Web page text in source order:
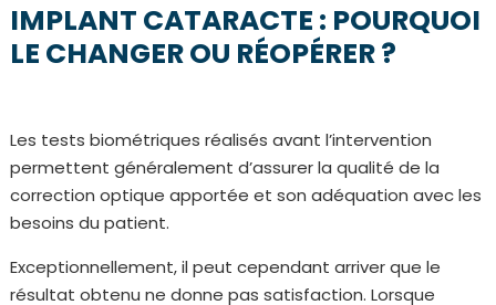
IMPLANT CATARACTE : POURQUOI
LE CHANGER OU RÉOPÉRER ?
Les tests biométriques réalisés avant l’intervention
permettent généralement d’assurer la qualité de la
correction optique apportée et son adéquation avec les
besoins du patient.
Exceptionnellement, il peut cependant arriver que le
résultat obtenu ne donne pas satisfaction. Lorsque